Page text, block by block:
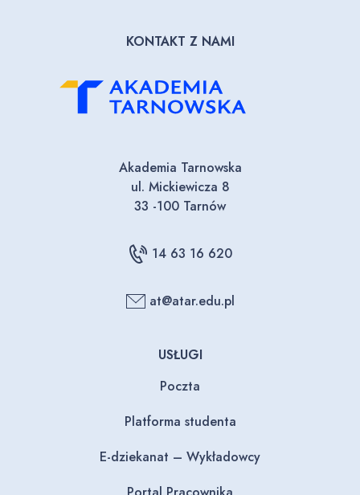
KONTAKT Z NAMI
Akademia Tarnowska
ul. Mickiewicza 8
33 -100 Tarnów
14 63 16 620
at@atar.edu.pl
USŁUGI
Poczta
Platforma studenta
E-dziekanat – Wykładowcy